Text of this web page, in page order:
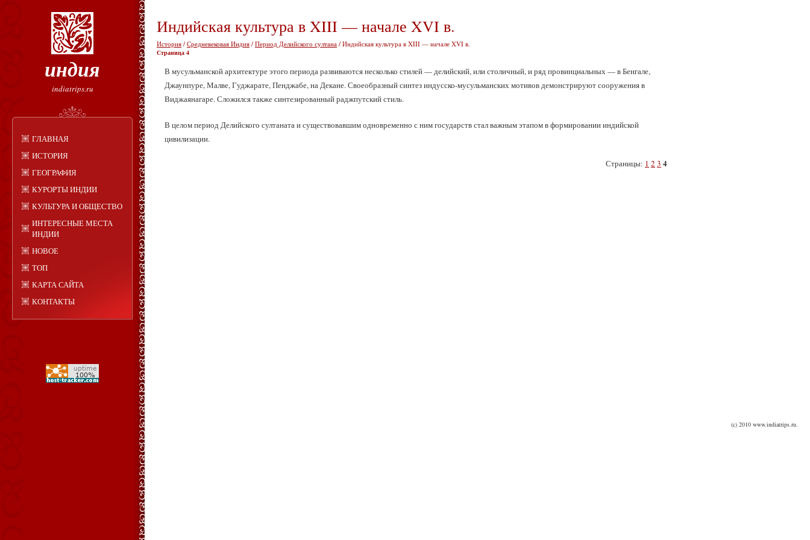
индия
indiatrips.ru
ГЛАВНАЯ
ИСТОРИЯ
ГЕОГРАФИЯ
КУРОРТЫ ИНДИИ
КУЛЬТУРА И ОБЩЕСТВО
ИНТЕРЕСНЫЕ МЕСТА
ИНДИИ
НОВОЕ
ТОП
КАРТА САЙТА
КОНТАКТЫ
Индийская культура в XIII — начале XVI в.
История / Средневековая Индия / Период Делийского султана / Индийская культура в XIII — начале XVI в.
Страница 4
В мусульманской архитектуре этого периода развиваются несколько стилей — делийский, или столичный, и ряд провинциальных — в Бенгале,
Джаунпуре, Малве, Гуджарате, Пенджабе, на Декане. Своеобразный синтез индусско-мусульманских мотивов демонстрируют сооружения в
Виджаянагаре. Сложился также синтезированный раджпутский стиль.
В целом период Делийского султаната и существовавшим одновременно с ним государств стал важным этапом в формировании индийской
цивилизации.
Страницы: 1 2 3 4
(c) 2010 www.indiatrips.ru.